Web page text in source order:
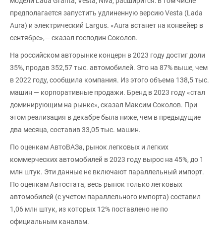
предполагается запустить удлиненную версию Vesta (Lada
Aura) и электрический Largus. «Aura встанет на конвейер в
сентябре»,— сказал господин Соколов.
На российском авторынке концерн в 2023 году достиг доли
35%, продав 352,57 тыс. автомобилей. Это на 87% выше, чем
в 2022 году, сообщила компания. Из этого объема 138,5 тыс.
машин — корпоративные продажи. Бренд в 2023 году «стал
доминирующим на рынке», сказал Максим Соколов. При
этом реализация в декабре была ниже, чем в предыдущие
два месяца, составив 33,05 тыс. машин.
По оценкам АвтоВАЗа, рынок легковых и легких
коммерческих автомобилей в 2023 году вырос на 45%, до 1
млн штук. Эти данные не включают параллельный импорт.
По оценкам Автостата, весь рынок только легковых
автомобилей (с учетом параллельного импорта) составил
1,06 млн штук, из которых 12% поставлено не по
официальным каналам.